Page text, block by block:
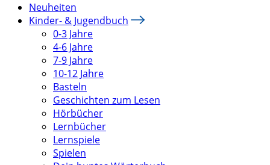
Neuheiten
Kinder- & Jugendbuch
0-3 Jahre
4-6 Jahre
7-9 Jahre
10-12 Jahre
Basteln
Geschichten zum Lesen
Hörbücher
Lernbücher
Lernspiele
Spielen